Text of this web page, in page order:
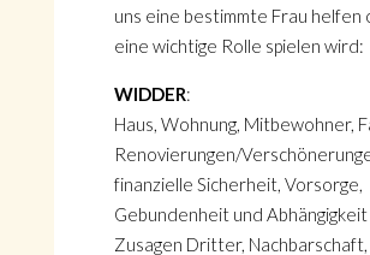
uns eine bestimmte Frau helfen
eine wichtige Rolle spielen wird:
WIDDER:
Haus, Wohnung, Mitbewohner,
Renovierungen/
finanzielle Sicherheit, Vorsorge,
Gebundenheit und Abhängigkeit
Zusagen Dritter, Nachbarschaft,